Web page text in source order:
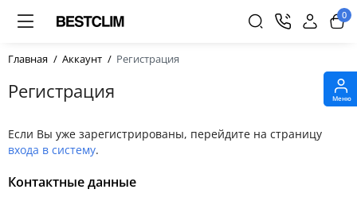
Меню
0
Главная Аккаунт Регистрация
Регистрация
Если Вы уже зарегистрированы, перейдите на страницу
входа в систему.
Контактные данные